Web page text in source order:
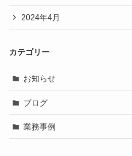
2024年4月
カテゴリー
お知らせ
ブログ
業務事例